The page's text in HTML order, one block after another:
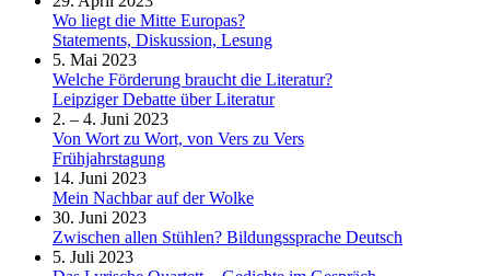
Wo liegt die Mitte Europas?
Statements, Diskussion, Lesung
5. Mai 2023
Welche Förderung braucht die Literatur?
Leipziger Debatte über Literatur
2. – 4. Juni 2023
Von Wort zu Wort, von Vers zu Vers
Frühjahrstagung
14. Juni 2023
Mein Nachbar auf der Wolke
30. Juni 2023
Zwischen allen Stühlen? Bildungssprache Deutsch
5. Juli 2023